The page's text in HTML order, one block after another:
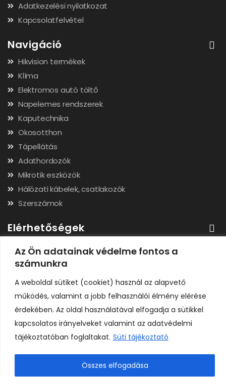
Az Ön adatainak védelme fontos a
számunkra
A weboldal sütiket (cookiet) használ az alapvető
működés, valamint a jobb felhasználói élmény elérése
érdekében. Az oldal használatával elfogadja a sütikkel
kapcsolatos irányelveket valamint az adatvédelmi
tájékoztatóban foglaltakat. Süti tájékoztató
Összes elfogadása
Adatkezelési nyilatkozat
Kapcsolatfelvétel
Navigáció
Hikvision termékek
Klíma
Elektromos autó töltő
Napelemes rendszerek
Kaputechnika
Okosotthon
Tápellátás
Adathordozók
Mikrotik eszközök
Hálózati kábelek, csatlakozók
Szerszámok
Elérhetőségek
Adószám: 24323257-2-02
Cégjegyzékszám: 02-09-079991
Bankszámla: 11731001-23136207
IBAN: HU92117310012313620700000000
Copyright © H A R I C O M P Kft. Minden jog fenntartva.